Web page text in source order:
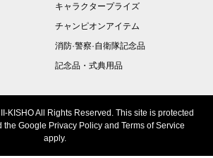
キャラクタープライズ
チャンピオンアイテム
消防·警察·自衛隊記念品
記念品・式典用品
KISHO All Rights Reserved. This site is protected
the Google Privacy Policy and Terms of Service
apply.